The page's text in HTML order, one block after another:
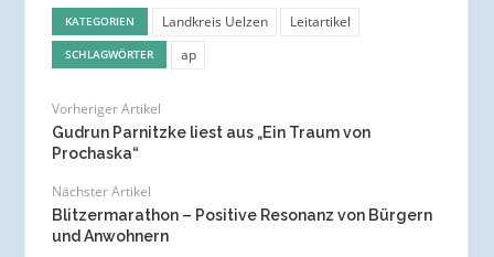
KATEGORIEN Landkreis Uelzen Leitartikel
SCHLAGWÖRTER ap
Vorheriger Artikel
Gudrun Parnitzke liest aus „Ein Traum von
Prochaska“
Nächster Artikel
Blitzermarathon – Positive Resonanz von Bürgern
und Anwohnern